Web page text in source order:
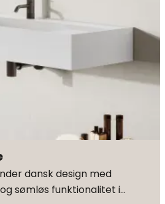
dansk design med
sømløs funktionalitet i